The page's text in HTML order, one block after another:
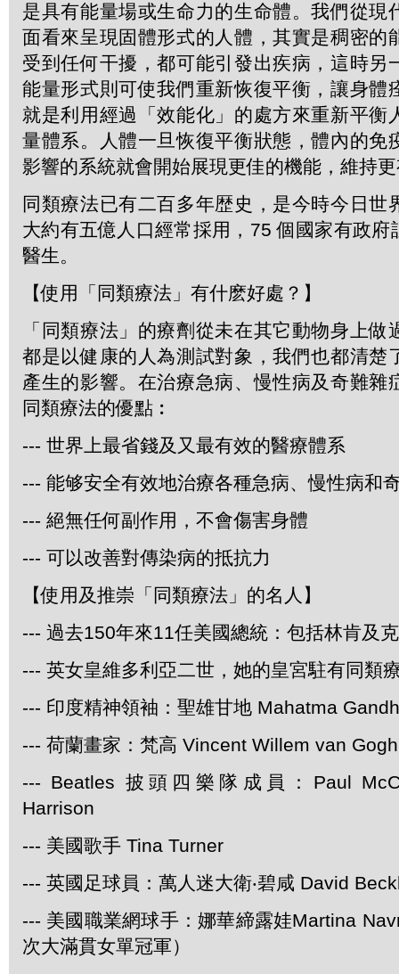
是具有能量場或生命力的生命體。我們從現
面看來呈現固體形式的人體，其實是稠密的
受到任何干擾，都可能引發出疾病，這時另
能量形式則可使我們重新恢復平衡，讓身體
就是利用經過「效能化」的處方來重新平衡
量體系。人體一旦恢復平衡狀態，體內的免
影響的系統就會開始展現更佳的機能，維持
同類療法已有二百多年歴史，是今時今日世
大約有五億人口經常採用，75 個國家有政府
醫生。
【使用「同類療法」有什麽好處？】
「同類療法」的療劑從未在其它動物身上做
都是以健康的人為測試對象，我們也都清楚
產生的影響。在治療急病、慢性病及奇難雜
同類療法的優點︰
--- 世界上最省錢及又最有效的醫療體系
--- 能够安全有效地治療各種急病、慢性病和
--- 絕無任何副作用，不會傷害身體
--- 可以改善對傳染病的抵抗力
【使用及推崇「同類療法」的名人】
--- 過去150年來11任美國總統：包括林肯及
--- 英女皇維多利亞二世，她的皇宮駐有同類
--- 印度精神領袖：聖雄甘地 Mahatma
--- 荷蘭畫家：梵高 Vincent Willem van Gogh
--- Beatles 披頭四樂隊成員：Paul
Harrison
--- 美國歌手 Tina Turner
--- 英國足球員：萬人迷大衛‧碧咸 David
--- 美國職業網球手：娜華締露娃Martina
次大滿貫女單冠軍）